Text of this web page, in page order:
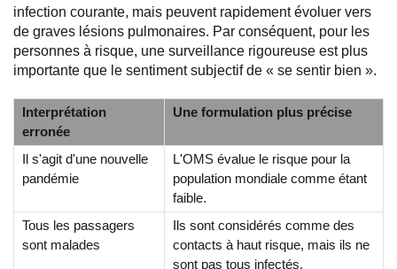
infection courante, mais peuvent rapidement évoluer vers
de graves lésions pulmonaires. Par conséquent, pour les
personnes à risque, une surveillance rigoureuse est plus
importante que le sentiment subjectif de « se sentir bien ».
Interprétation
erronée
Une formulation plus précise
Il s'agit d'une nouvelle
pandémie
L'OMS évalue le risque pour la
population mondiale comme étant
faible.
Tous les passagers
sont malades
Ils sont considérés comme des
contacts à haut risque, mais ils ne
sont pas tous infectés.